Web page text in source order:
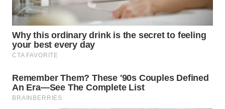
SEMARANG
SOLO
BOROBUDUR